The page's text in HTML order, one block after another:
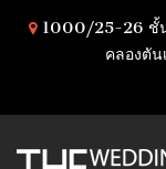
1000/25-26 ชั้น
คลองตั